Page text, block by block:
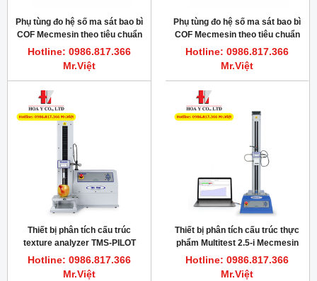
Phụ tùng đo hệ số ma sát bao bì
COF Mecmesin theo tiêu chuẩn
ISO8295
Hotline: 0986.817.366
Mr.Việt
Phụ tùng đo hệ số ma sát bao bì
COF Mecmesin theo tiêu chuẩn
ASTM D1894
Hotline: 0986.817.366
Mr.Việt
Thiết bị phân tích cấu trúc
texture analyzer TMS-PILOT
Mecmesin
Hotline: 0986.817.366
Mr.Việt
Thiết bị phân tích cấu trúc thực
phẩm Multitest 2.5-i Mecmesin
Hotline: 0986.817.366
Mr.Việt